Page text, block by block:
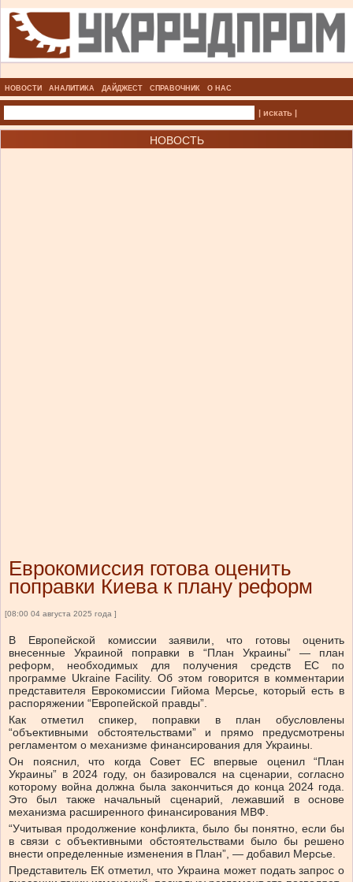
НОВОСТИ АНАЛИТИКА ДАЙДЖЕСТ СПРАВОЧНИК О НАС
| искать |
НОВОСТЬ
Еврокомиссия готова оценить
поправки Киева к плану реформ
[08:00 04 августа 2025 года ]
В Европейской комиссии заявили, что готовы оценить
внесенные Украиной поправки в “План Украины” — план
реформ, необходимых для получения средств ЕС по
программе Ukraine Facility. Об этом говорится в комментарии
представителя Еврокомиссии Гийома Мерсье, который есть в
распоряжении “Европейской правды”.
Как отметил спикер, поправки в план обусловлены
“объективными обстоятельствами” и прямо предусмотрены
регламентом о механизме финансирования для Украины.
Он пояснил, что когда Совет ЕС впервые оценил “План
Украины” в 2024 году, он базировался на сценарии, согласно
которому война должна была закончиться до конца 2024 года.
Это был также начальный сценарий, лежавший в основе
механизма расширенного финансирования МВФ.
“Учитывая продолжение конфликта, было бы понятно, если бы
в связи с объективными обстоятельствами было бы решено
внести определенные изменения в План”, — добавил Мерсье.
Представитель ЕК отметил, что Украина может подать запрос о